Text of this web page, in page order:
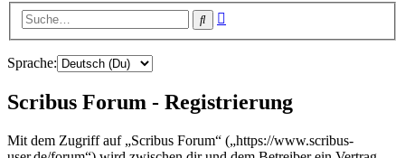
Suche
Sprache:
Scribus Forum - Registrierung
Mit dem Zugriff auf „Scribus Forum“ („https://www.scribus-